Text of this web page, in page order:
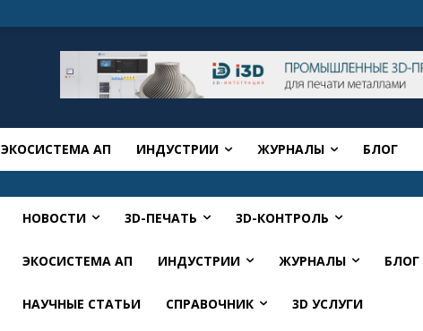
ЭКОСИСТЕМА АП ИНДУСТРИИ ЖУРНАЛЫ БЛОГ
НОВОСТИ 3D-ПЕЧАТЬ 3D-КОНТРОЛЬ
ЭКОСИСТЕМА АП ИНДУСТРИИ ЖУРНАЛЫ БЛОГ
НАУЧНЫЕ СТАТЬИ СПРАВОЧНИК 3D УСЛУГИ